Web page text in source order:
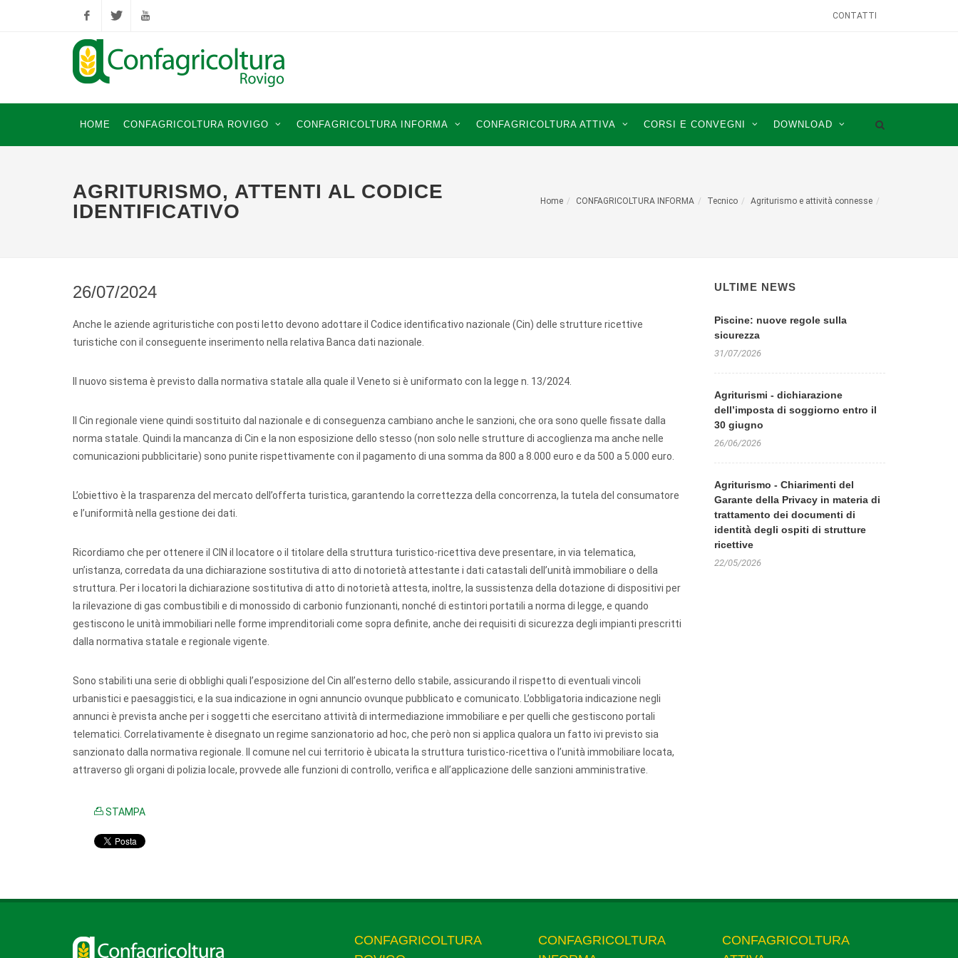
FacebookTwitter YouTube
CONTATTI
HOME CONFAGRICOLTURA ROVIGO CONFAGRICOLTURA INFORMA CONFAGRICOLTURA ATTIVA CORSI E CONVEGNI DOWNLOAD
AGRITURISMO, ATTENTI AL CODICE
IDENTIFICATIVO
Home CONFAGRICOLTURA INFORMA Tecnico Agriturismo e attività connesse
26/07/2024
Anche le aziende agrituristiche con posti letto devono adottare il Codice identificativo nazionale (Cin) delle strutture ricettive
turistiche con il conseguente inserimento nella relativa Banca dati nazionale.
Il nuovo sistema è previsto dalla normativa statale alla quale il Veneto si è uniformato con la legge n. 13/2024.
Il Cin regionale viene quindi sostituito dal nazionale e di conseguenza cambiano anche le sanzioni, che ora sono quelle fissate dalla
norma statale. Quindi la mancanza di Cin e la non esposizione dello stesso (non solo nelle strutture di accoglienza ma anche nelle
comunicazioni pubblicitarie) sono punite rispettivamente con il pagamento di una somma da 800 a 8.000 euro e da 500 a 5.000 euro.
L’obiettivo è la trasparenza del mercato dell’offerta turistica, garantendo la correttezza della concorrenza, la tutela del consumatore
e l’uniformità nella gestione dei dati.
Ricordiamo che per ottenere il CIN il locatore o il titolare della struttura turistico-ricettiva deve presentare, in via telematica,
un’istanza, corredata da una dichiarazione sostitutiva di atto di notorietà attestante i dati catastali dell’unità immobiliare o della
struttura. Per i locatori la dichiarazione sostitutiva di atto di notorietà attesta, inoltre, la sussistenza della dotazione di dispositivi per
la rilevazione di gas combustibili e di monossido di carbonio funzionanti, nonché di estintori portatili a norma di legge, e quando
gestiscono le unità immobiliari nelle forme imprenditoriali come sopra definite, anche dei requisiti di sicurezza degli impianti prescritti
dalla normativa statale e regionale vigente.
Sono stabiliti una serie di obblighi quali l’esposizione del Cin all’esterno dello stabile, assicurando il rispetto di eventuali vincoli
urbanistici e paesaggistici, e la sua indicazione in ogni annuncio ovunque pubblicato e comunicato. L’obbligatoria indicazione negli
annunci è prevista anche per i soggetti che esercitano attività di intermediazione immobiliare e per quelli che gestiscono portali
telematici. Correlativamente è disegnato un regime sanzionatorio ad hoc, che però non si applica qualora un fatto ivi previsto sia
sanzionato dalla normativa regionale. Il comune nel cui territorio è ubicata la struttura turistico-ricettiva o l’unità immobiliare locata,
attraverso gli organi di polizia locale, provvede alle funzioni di controllo, verifica e all’applicazione delle sanzioni amministrative.
STAMPA
ULTIME NEWS
Piscine: nuove regole sulla
sicurezza
31/07/2026
Agriturismi - dichiarazione
dell’imposta di soggiorno entro il
30 giugno
26/06/2026
Agriturismo - Chiarimenti del
Garante della Privacy in materia di
trattamento dei documenti di
identità degli ospiti di strutture
ricettive
22/05/2026
CONFAGRICOLTURA
CONFAGRICOLTURA
CONFAGRICOLTURA